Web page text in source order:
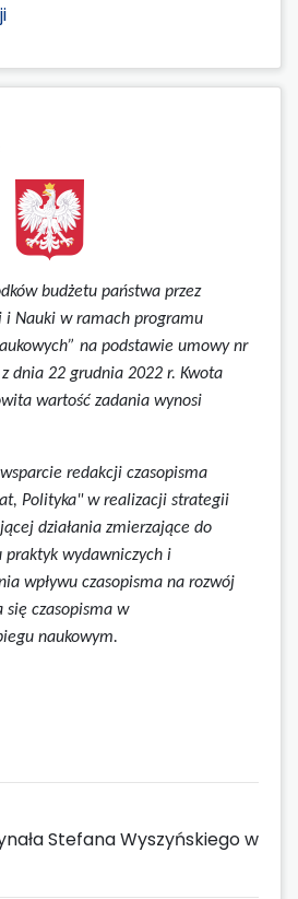
budżetu państwa przez
i Nauki w ramach programu
na podstawie umowynr
dnia 22 grudnia 2022 r. Kwota
wartość zadania wynosi
redakcji czasopisma
Polityka" w realizacji strategii
działania zmierzające do
wydawniczych i
wpływu czasopisma na rozwój
się czasopisma w
naukowym.
Stefana Wyszyńskiego w